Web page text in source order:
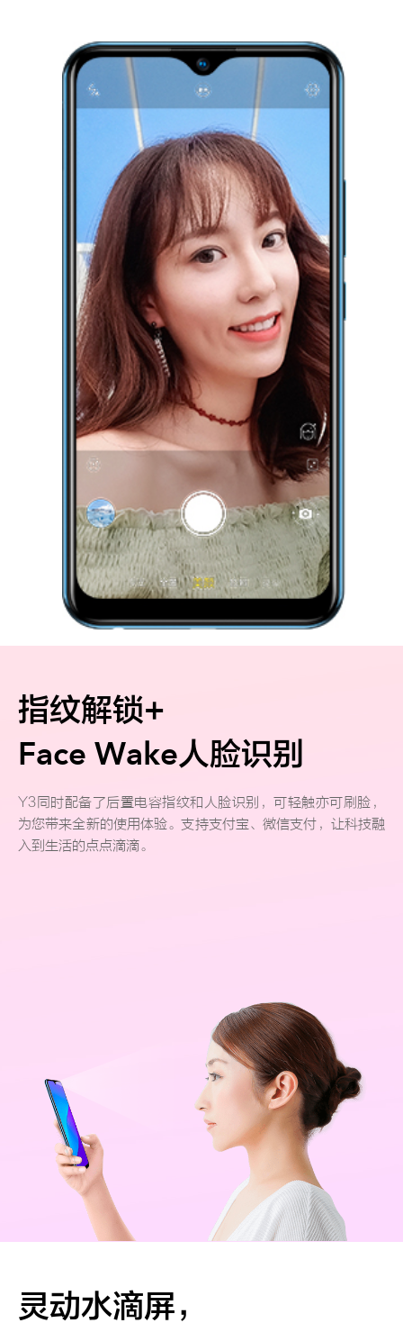
指纹解锁+
Face Wake人脸识别
Y3同时配备了后置电容指纹和人脸识别，可轻触亦可刷脸，
为您带来全新的使用体验。支持支付宝、微信支付，让科技融
入到生活的点点滴滴。
灵动水滴屏，